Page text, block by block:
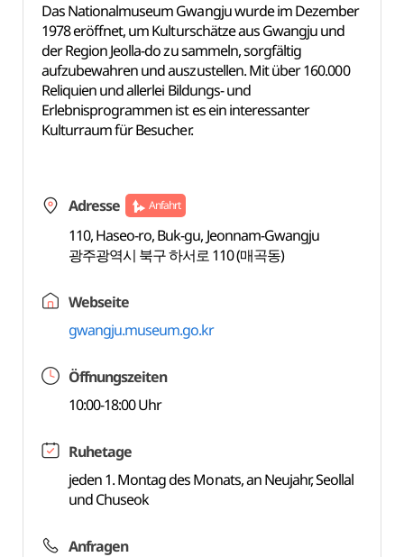
Das Nationalmuseum Gwangju wurde im Dezember
1978 eröffnet, um Kulturschätze aus Gwangju und
der Region Jeolla-do zu sammeln, sorgfältig
aufzubewahren und auszustellen. Mit über 160.000
Reliquien und allerlei Bildungs- und
Erlebnisprogrammen ist es ein interessanter
Kulturraum für Besucher.
Adresse Anfahrt
110, Haseo-ro, Buk-gu, Jeonnam-Gwangju
광주광역시 북구 하서로 110 (매곡동)
Webseite
gwangju.museum.go.kr
Öffnungszeiten
10:00-18:00 Uhr
Ruhetage
jeden 1. Montag des Monats, an Neujahr, Seollal
und Chuseok
Anfragen